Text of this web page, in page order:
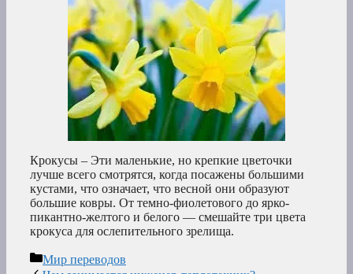
Крокусы – Эти маленькие, но крепкие цветочки
лучше всего смотрятся, когда посажены большими
кустами, что означает, что весной они образуют
большие ковры. От темно-фиолетового до ярко-
пикантно-желтого и белого — смешайте три цвета
крокуса для ослепительного зрелища.
Рубрики
Мир переводов